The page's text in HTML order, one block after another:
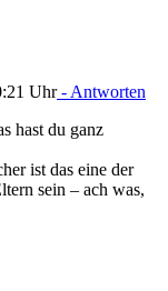
Uhr- Antworten
hast du ganz
ist das eine der
sein – ach was,